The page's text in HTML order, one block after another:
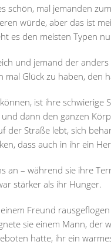
schön, mal jemanden
würde, aber das ist
es den meisten Typen
und jemand der
mal Glück zu haben, den
ist ihre
dann den ganzen
der Straße lebt, sich
dass auch in ihr ein
an – während sie ihre
stärker als ihr Hunger.
Freund
sie einem Mann, der
hatte, ihr ein